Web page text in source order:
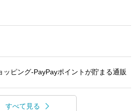
ッピング-PayPayポイントが貯まる通販
すべて見る